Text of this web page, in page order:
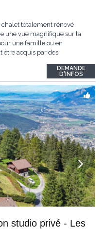
chalet totalement rénové
une vue magnifique sur la
une famille ou en
être acquis par des
options optimisant son
DEMANDE
D'INFOS
studio privé - Les